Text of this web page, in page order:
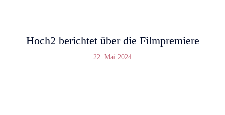
Hoch2 berichtet über die Filmpremiere
22. Mai 2024